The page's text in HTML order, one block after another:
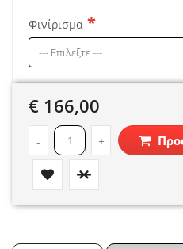
Φινίρισμα
€ 166,00
- +